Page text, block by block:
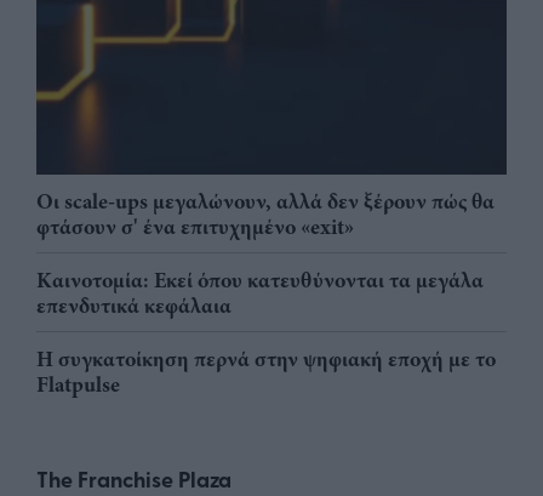
Οι scale-ups μεγαλώνουν, αλλά δεν ξέρουν πώς θα
φτάσουν σ' ένα επιτυχημένο «exit»
Καινοτομία: Εκεί όπου κατευθύνονται τα μεγάλα
επενδυτικά κεφάλαια
Η συγκατοίκηση περνά στην ψηφιακή εποχή με το
Flatpulse
The Franchise Plaza